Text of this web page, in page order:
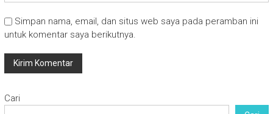
Simpan nama, email, dan situs web saya pada peramban ini
untuk komentar saya berikutnya.
Cari